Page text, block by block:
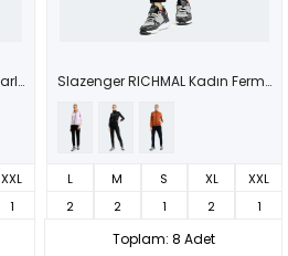
Slazenger RIFLE Kadın Fermuarlı Dik Yaka Cepli Koyu Gri Eşofman Takımı
XXL
1
Slazenger RICHMAL Kadın Fermuarlı Dik Yaka Cepli Lila Eşofman Takımı
L M S XL
XXL
2
2 1 2 1
Toplam: 8 Adet